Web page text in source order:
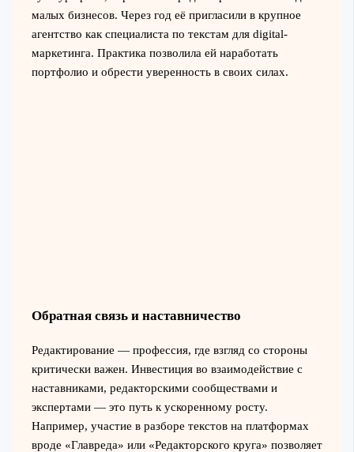
малых бизнесов. Через год её пригласили в крупное
агентство как специалиста по текстам для digital-
маркетинга. Практика позволила ей наработать
портфолио и обрести уверенность в своих силах.
Обратная связь и наставничество
Редактирование — профессия, где взгляд со стороны
критически важен. Инвестиция во взаимодействие с
наставниками, редакторскими сообществами и
экспертами — это путь к ускоренному росту.
Например, участие в разборе текстов на платформах
вроде «Главреда» или «Редакторского круга» позволяет